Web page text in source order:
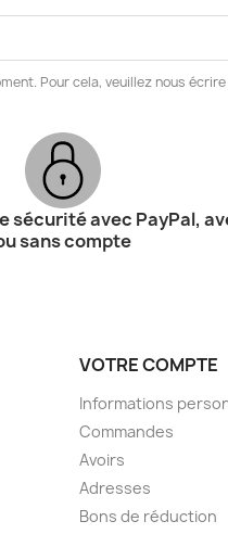
Pour cela, veuillez nous
sécurité avec PayPal,
sans compte
VOTRE COMPTE
Informations
Commandes
Avoirs
Adresses
Bons de réduction